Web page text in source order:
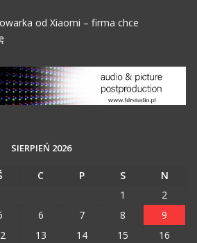
od Xiaomi – firma chce
SIERPIEŃ 2026
C P S
N
1
2
6 7 8
9
13 14 15 16